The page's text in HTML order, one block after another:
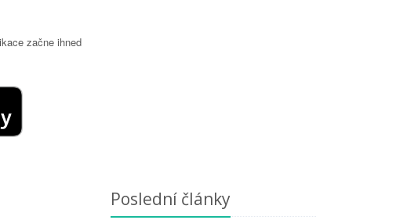
začne ihned
Poslední články